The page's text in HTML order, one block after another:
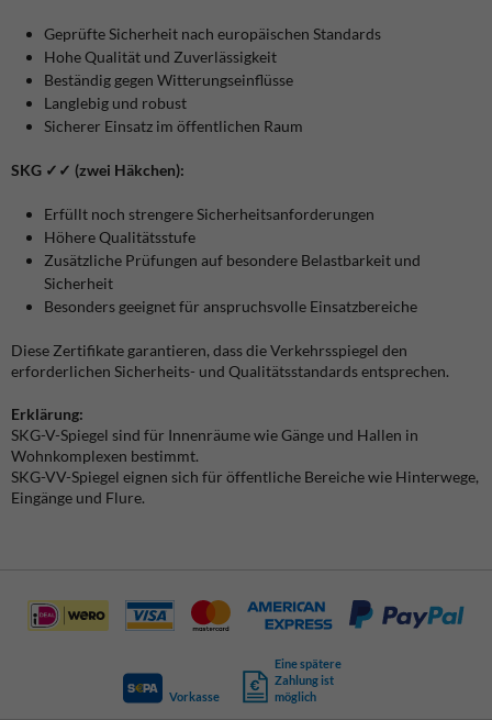
Geprüfte Sicherheit nach europäischen Standards
Hohe Qualität und Zuverlässigkeit
Beständig gegen Witterungseinflüsse
Langlebig und robust
Sicherer Einsatz im öffentlichen Raum
SKG ✓✓ (zwei Häkchen):
Erfüllt noch strengere Sicherheitsanforderungen
Höhere Qualitätsstufe
Zusätzliche Prüfungen auf besondere Belastbarkeit und
Sicherheit
Besonders geeignet für anspruchsvolle Einsatzbereiche
Diese Zertifikate garantieren, dass die Verkehrsspiegel den
erforderlichen Sicherheits- und Qualitätsstandards entsprechen.
Erklärung:
SKG-V-Spiegel sind für Innenräume wie Gänge und Hallen in
Wohnkomplexen bestimmt.
SKG-VV-Spiegel eignen sich für öffentliche Bereiche wie Hinterwege,
Eingänge und Flure.
Vorkasse
Eine spätere
Zahlung ist
möglich